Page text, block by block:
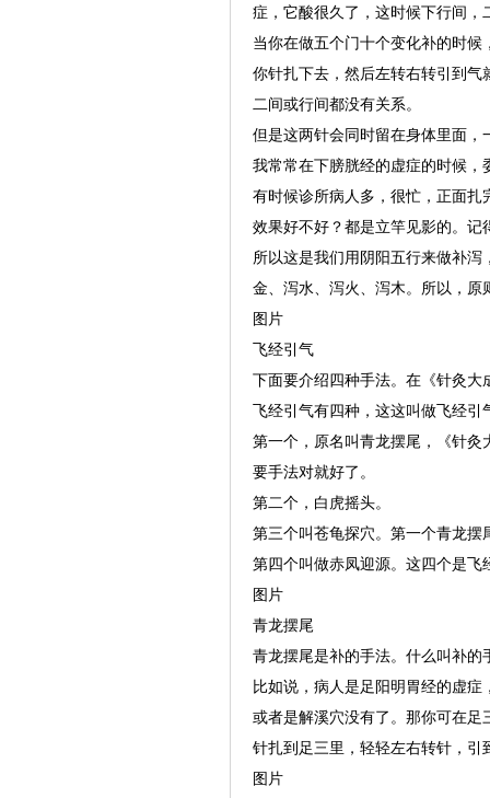
症，它酸很久了，这时候下行间，
当你在做五个门十个变化补的时
你针扎下去，然后左转右转引到
二间或行间都没有关系。
但是这两针会同时留在身体里面，
我常常在下膀胱经的虚症的时候
有时候诊所病人多，很忙，正面
效果好不好？都是立竿见影的。
所以这是我们用阴阳五行来做补
金、泻水、泻火、泻木。所以，
图片
飞经引气
下面要介绍四种手法。在《针灸
飞经引气有四种，这这叫做飞经
第一个，原名叫青龙摆尾，《针
要手法对就好了。
第二个，白虎摇头。
第三个叫苍龟探穴。第一个青龙
第四个叫做赤凤迎源。这四个是飞
图片
青龙摆尾
青龙摆尾是补的手法。什么叫补
比如说，病人是足阳明胃经的虚
或者是解溪穴没有了。那你可在
针扎到足三里，轻轻左右转针，
图片